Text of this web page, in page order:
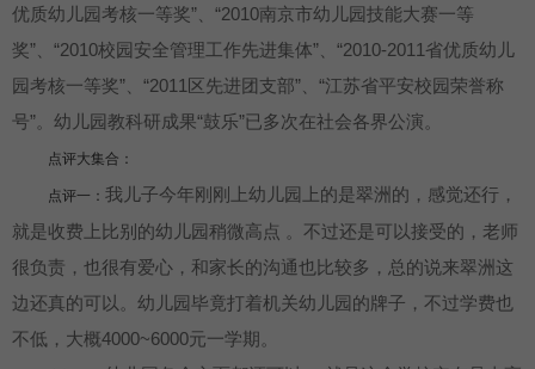
优质幼儿园考核一等奖”、“2010南京市幼儿园技能大赛一等
奖”、“2010校园安全管理工作先进集体”、“2010-2011省优质幼儿
园考核一等奖”、“2011区先进团支部”、“江苏省平安校园荣誉称
号”。幼儿园教科研成果“鼓乐”已多次在社会各界公演。
点评大集合：
点评一： 我儿子今年刚刚上幼儿园上的是翠洲的，感觉还行，
就是收费上比别的幼儿园稍微高点 。不过还是可以接受的，老师
很负责，也很有爱心，和家长的沟通也比较多，总的说来翠洲这
边还真的可以。幼儿园毕竟打着机关幼儿园的牌子，不过学费也
不低，大概4000~6000元一学期。